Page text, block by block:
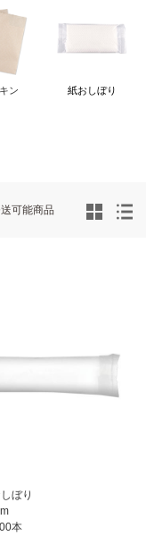
ン 紙おしぼり
可能商品
ぼり
本